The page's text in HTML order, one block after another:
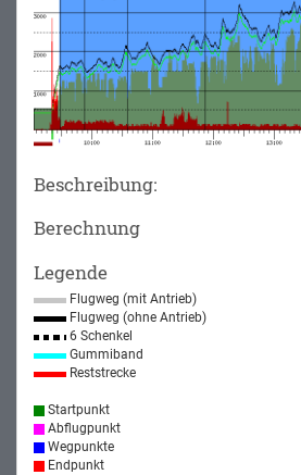
Beschreibung:
Berechnung
Legende
Flugweg (mit Antrieb)
Flugweg (ohne Antrieb)
6 Schenkel
Gummiband
Reststrecke
Startpunkt
Abflugpunkt
Wegpunkte
Endpunkt